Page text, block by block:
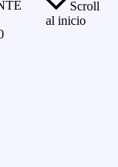
Scroll
al inicio